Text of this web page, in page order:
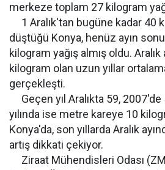
merkeze toplam 27 kilogram
1 Aralık'tan bugüne kadar 40
düştüğü Konya, henüz ayın
kilogram yağış almış oldu. Aralık
kilogram olan uzun yıllar
gerçekleşti.
Geçen yıl Aralıkta 59, 2007'de
yılında ise metre kareye 10
Konya'da, son yıllarda Aralık
artış dikkati çekiyor.
Ziraat Mühendisleri Odası